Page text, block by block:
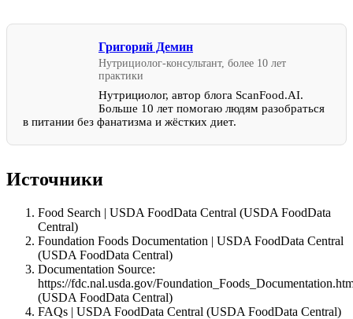
Григорий Демин
Нутрициолог-консультант, более 10 лет
практики
Нутрициолог, автор блога ScanFood.AI.
Больше 10 лет помогаю людям разобраться
в питании без фанатизма и жёстких диет.
Источники
Food Search | USDA FoodData Central (USDA FoodData
Central)
Foundation Foods Documentation | USDA FoodData Central
(USDA FoodData Central)
Documentation Source:
https://fdc.nal.usda.gov/
(USDA FoodData Central)
FAQs | USDA FoodData Central (USDA FoodData Central)